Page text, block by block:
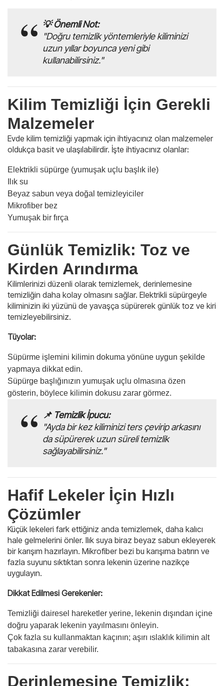
💡 Önemli Not:
"Doğru temizlik yöntemleriyle kiliminizi
uzun yıllar boyunca yeni gibi
kullanabilirsiniz."
Kilim Temizliği İçin Gerekli
Malzemeler
Evde kilim temizliği yapmak için ihtiyacınız olan malzemeler
oldukça basit ve ulaşılabilirdir. İşte ihtiyacınız olanlar:
Elektrikli süpürge (yumuşak uçlu başlık ile)
Ilık su
Beyaz sabun veya doğal temizleyiciler
Mikrofiber bez
Yumuşak bir fırça
Günlük Temizlik: Toz ve
Kirden Arındırma
Kilimlerinizi düzenli olarak temizlemek, derinlemesine
temizliğin daha kolay olmasını sağlar. Elektrikli süpürgeyle
kiliminizin iki yüzünü de yavaşça süpürerek günlük toz ve kiri
temizleyebilirsiniz.
Tüyolar:
Süpürme işlemini kilimin dokuma yönüne uygun şekilde
yapmaya dikkat edin.
Süpürge başlığınızın yumuşak uçlu olmasına özen
gösterin, böylece kilimin dokusu zarar görmez.
📌 Temizlik İpucu:
"Ayda bir kez kiliminizi ters çevirip arkasını
da süpürerek uzun süreli temizlik
sağlayabilirsiniz."
Hafif Lekeler İçin Hızlı
Çözümler
Küçük lekeleri fark ettiğiniz anda temizlemek, daha kalıcı
hale gelmelerini önler. Ilık suya biraz beyaz sabun ekleyerek
bir karışım hazırlayın. Mikrofiber bezi bu karışıma batırın ve
fazla suyunu sıktıktan sonra lekenin üzerine nazikçe
uygulayın.
Dikkat Edilmesi Gerekenler:
Temizliği dairesel hareketler yerine, lekenin dışından içine
doğru yaparak lekenin yayılmasını önleyin.
Çok fazla su kullanmaktan kaçının; aşırı ıslaklık kilimin alt
tabakasına zarar verebilir.
Derinlemesine Temizlik: